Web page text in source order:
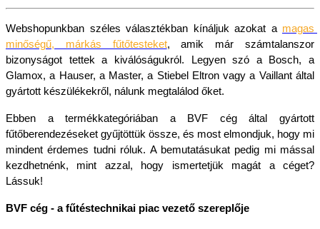
Webshopunkban széles választékban kínáljuk azokat a magas
minőségű, márkás fűtőtesteket, amik már számtalanszor
bizonyságot tettek a kiválóságukról. Legyen szó a Bosch, a
Glamox, a Hauser, a Master, a Stiebel Eltron vagy a Vaillant által
gyártott készülékekről, nálunk megtalálod őket.
Ebben a termékkategóriában a BVF cég által gyártott
fűtőberendezéseket gyűjtöttük össze, és most elmondjuk, hogy mi
mindent érdemes tudni róluk. A bemutatásukat pedig mi mással
kezdhetnénk, mint azzal, hogy ismertetjük magát a céget?
Lássuk!
BVF cég - a fűtéstechnikai piac vezető szereplője